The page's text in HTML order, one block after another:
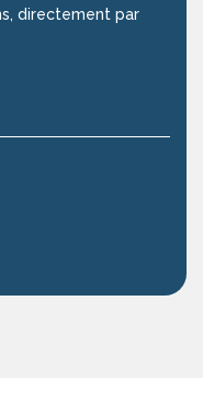
directement par